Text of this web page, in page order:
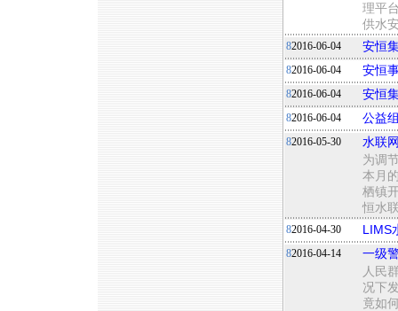
理平
供水
82016-06-04 安恒
82016-06-04 安恒
82016-06-04 安恒
82016-06-04 公益
82016-05-30
水联
为调
本月
栖镇
恒水
82016-04-30 LIMS
82016-04-14
一级
人民
况下
竟如